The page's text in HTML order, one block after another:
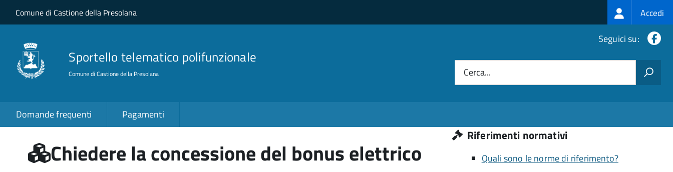
Salta al contenuto principale
Skip to site navigation
Comune di Castione della Presolana Login
menu
Accedi
Sportello telematico polifunzionale
Comune di Castione della Presolana
Seguici su:
Cerca...
Domande frequenti Pagamenti
Chiedere la concessione del bonus elettrico
Riferimenti normativi
Quali sono le norme di riferimento?